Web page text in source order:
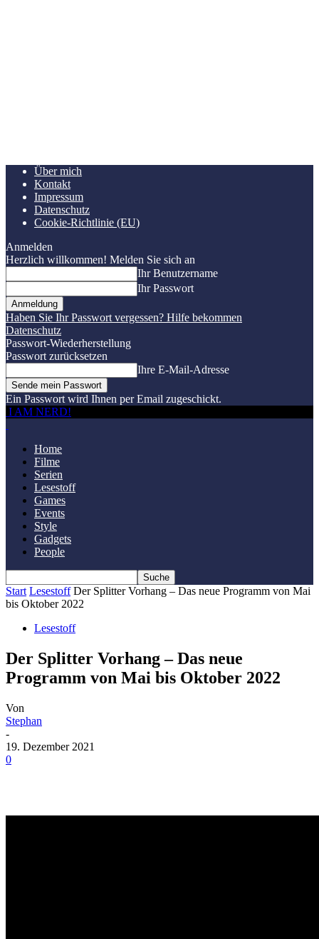
Über mich
Kontakt
Impressum
Datenschutz
Cookie-Richtlinie (EU)
Anmelden
Herzlich willkommen! Melden Sie sich an
Ihr Benutzername
Ihr Passwort
Haben Sie Ihr Passwort vergessen? Hilfe bekommen
Datenschutz
Passwort-Wiederherstellung
Passwort zurücksetzen
Ihre E-Mail-Adresse
Ein Passwort wird Ihnen per Email zugeschickt.
I AM NERD!
Home
Filme
Serien
Lesestoff
Games
Events
Style
Gadgets
People
Start Lesestoff Der Splitter Vorhang – Das neue Programm von Mai
bis Oktober 2022
Lesestoff
Der Splitter Vorhang – Das neue
Programm von Mai bis Oktober 2022
Von
Stephan
-
19. Dezember 2021
0